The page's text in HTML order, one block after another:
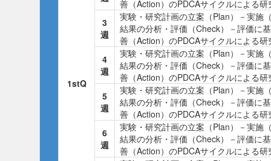
1stQ
善（Action）のPDCAサイクルによる研
3
週
実験・研究計画の立案（Plan）－実施
結果の分析・評価（Check）－評価に
善（Action）のPDCAサイクルによる研
4
週
実験・研究計画の立案（Plan）－実施
結果の分析・評価（Check）－評価に
善（Action）のPDCAサイクルによる研
5
週
実験・研究計画の立案（Plan）－実施
結果の分析・評価（Check）－評価に
善（Action）のPDCAサイクルによる研
6
週
実験・研究計画の立案（Plan）－実施
結果の分析・評価（Check）－評価に
善（Action）のPDCAサイクルによる研